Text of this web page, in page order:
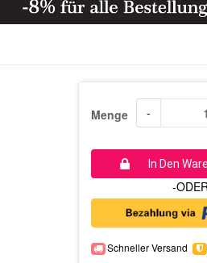
Menge -
In Den
-
Schneller Versand